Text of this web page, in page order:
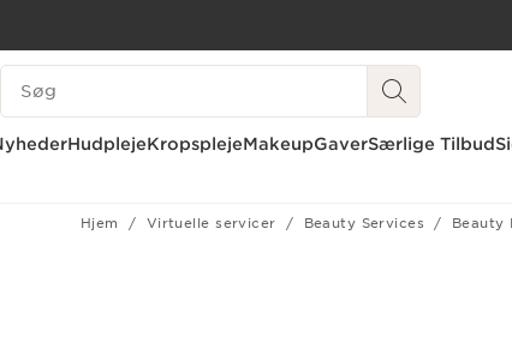
SØGEVINDUE
HudplejeKropsplejeMakeupGaverSærlige Tilbud
Hjem Virtuelle servicer Beauty Services Beauty